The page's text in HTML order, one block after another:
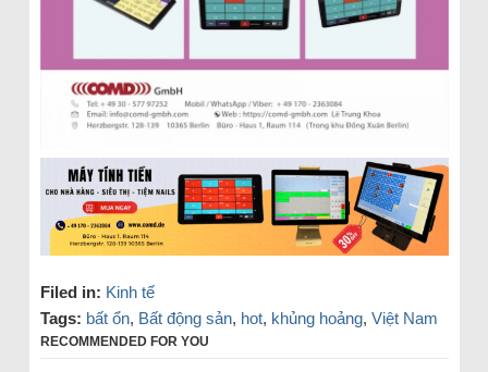
Filed in: Kinh tế
Tags: bất ổn, Bất động sản, hot, khủng hoảng, Việt Nam
RECOMMENDED FOR YOU